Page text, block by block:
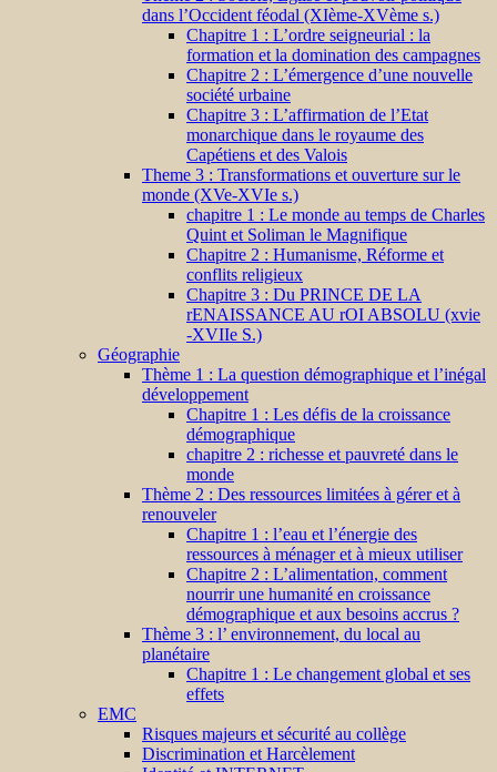
dans l’Occident féodal (XIème-XVème s.)
Chapitre 1 : L’ordre seigneurial : la
formation et la domination des campagnes
Chapitre 2 : L’émergence d’une nouvelle
société urbaine
Chapitre 3 : L’affirmation de l’Etat
monarchique dans le royaume des
Capétiens et des Valois
Theme 3 : Transformations et ouverture sur le
monde (XVe-XVIe s.)
chapitre 1 : Le monde au temps de Charles
Quint et Soliman le Magnifique
Chapitre 2 : Humanisme, Réforme et
conflits religieux
Chapitre 3 : Du PRINCE DE LA
rENAISSANCE AU rOI ABSOLU (xvie
-XVIIe S.)
Géographie
Thème 1 : La question démographique et l’inégal
développement
Chapitre 1 : Les défis de la croissance
démographique
chapitre 2 : richesse et pauvreté dans le
monde
Thème 2 : Des ressources limitées à gérer et à
renouveler
Chapitre 1 : l’eau et l’énergie des
ressources à ménager et à mieux utiliser
Chapitre 2 : L’alimentation, comment
nourrir une humanité en croissance
démographique et aux besoins accrus ?
Thème 3 : l’ environnement, du local au
planétaire
Chapitre 1 : Le changement global et ses
effets
EMC
Risques majeurs et sécurité au collège
Discrimination et Harcèlement